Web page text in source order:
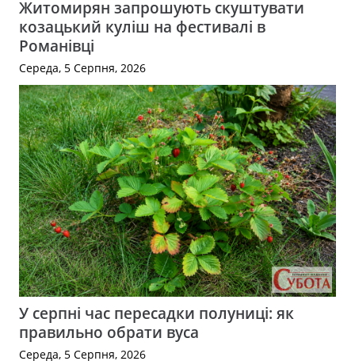
Житомирян запрошують скуштувати
козацький куліш на фестивалі в
Романівці
Середа, 5 Серпня, 2026
У серпні час пересадки полуниці: як
правильно обрати вуса
Середа, 5 Серпня, 2026